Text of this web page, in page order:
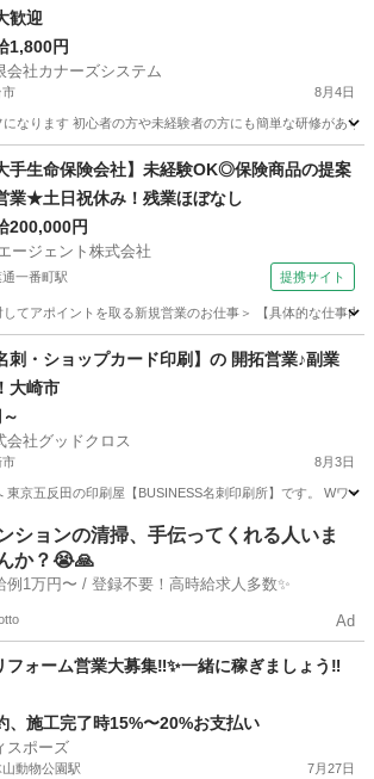
歓迎
1,800円
会社カナーズシステム
市 8月4日
なります 初心者の方や未経験者の方にも簡単な研修があ
携帯ショップ スタッフ
手生命保険会社】未経験OK◎保険商品の提案
業★土日祝休み！残業ほぼなし
200,000円
ージェント株式会社
一番町駅 提携サイト
してアポイントを取る新規営業のお仕事＞ 【具体的な仕事
青葉通一番町駅 営業
刺・ショップカード印刷】の 開拓営業♪副業
大崎市
会社グッドクロス
市 8月3日
東京五反田の印刷屋【BUSINESS名刺印刷所】です。 Wワ
業 スタッフ
ションの清掃、手伝ってくれる人いま
か？😭🙏
日給例1万円〜 / 登録不要！高時給求人多数✨
Ad
フォーム営業大募集‼︎✨一緒に稼ぎましょう‼︎
、施工完了時15%〜20%お支払い
スポーズ
山動物公園駅 7月27日